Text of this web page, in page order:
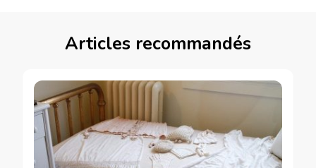
Articles recommandés